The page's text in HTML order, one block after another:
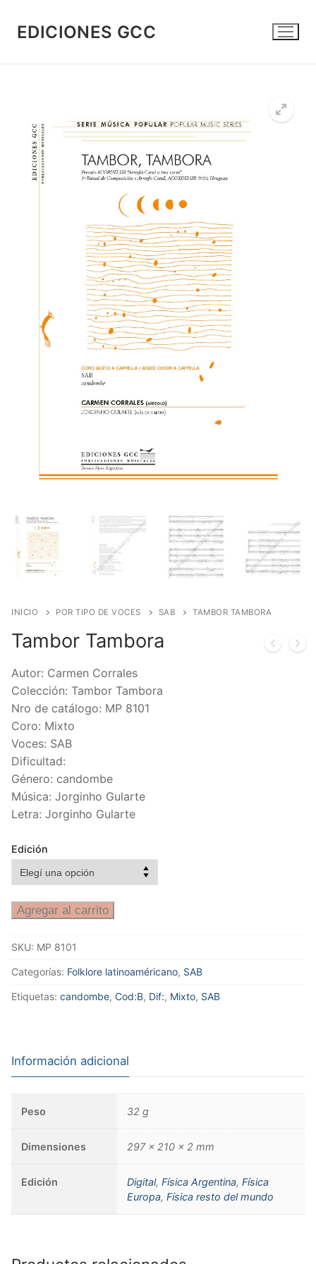
contenido
EDICIONES GCC
INICIO POR TIPO DE VOCES SAB TAMBOR TAMBORA
Tambor Tambora
Autor: Carmen Corrales
Colección: Tambor Tambora
Nro de catálogo: MP 8101
Coro: Mixto
Voces: SAB
Dificultad:
Género: candombe
Música: Jorginho Gularte
Letra: Jorginho Gularte
Edición
Agregar al carrito
SKU: MP 8101
Categorías: Folklore latinoaméricano, SAB
Etiquetas: candombe, Cod:B, Dif:, Mixto, SAB
Información adicional
Peso 32 g
Dimensiones 297 × 210 × 2 mm
Edición Digital,Física Argentina,Física
Europa,Física resto del mundo